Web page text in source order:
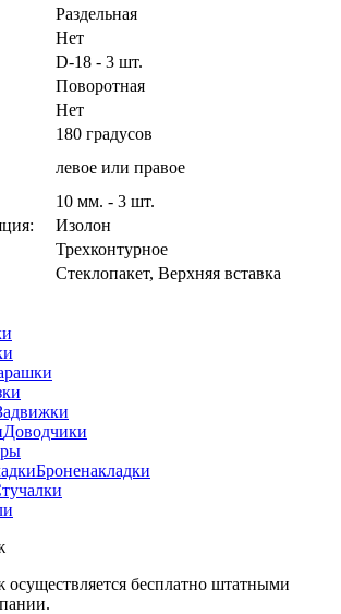
Раздельная
Нет
D-18 - 3 шт.
Поворотная
Нет
180 градусов
левое или правое
10 мм. - 3 шт.
Изолон
Трехконтурное
Стеклопакет, Верхняя вставка
Доводчики
Броненакладки
осуществляется бесплатно штатными